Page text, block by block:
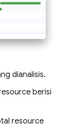
dianalisis.
berisi
resource